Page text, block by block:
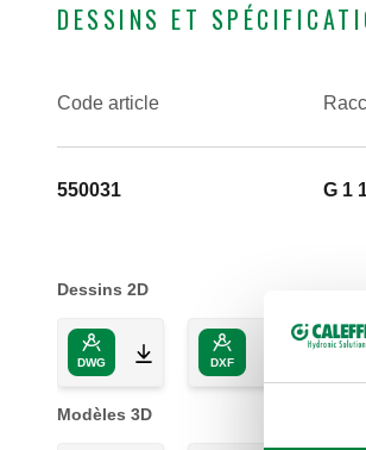
DESSINS ET
Code article
550031 G 1
Dessins 2D
DWG DXF
Modèles 3D